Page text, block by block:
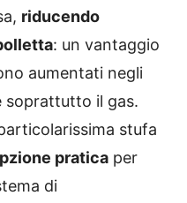
riducendo
: un vantaggio
aumentati negli
soprattutto il gas.
stufa
pratica per
di